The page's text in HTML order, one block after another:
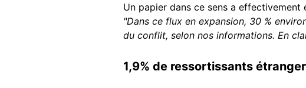
Un papier dans ce sens a effectivement
"Dans ce flux en expansion, 30 %
du conflit, selon nos informations. En
1,9% de ressortissants